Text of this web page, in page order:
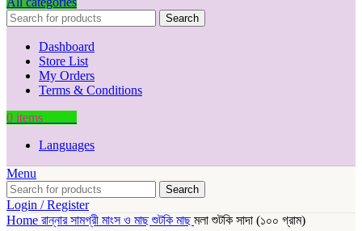
Search
Dashboard
Store List
My Orders
Terms & Conditions
0 items
Languages
Menu
Search
Login / Register
Home রান্নার সামগ্রী মাংস ও মাছশুটকি মাছমলা শুটকি সাদা (১০০ গ্রাম)